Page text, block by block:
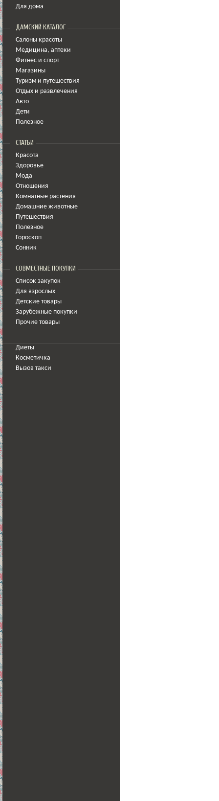
Для дома
ДАМСКИЙ КАТАЛОГ
Салоны красоты
Медицина, аптеки
Фитнес и спорт
Магазины
Туризм и путешествия
Отдых и развлечения
Авто
Дети
Полезное
СТАТЬИ
Красота
Здоровье
Мода
Отношения
Комнатные растения
Домашние животные
Путешествия
Полезное
Гороскоп
Сонник
СОВМЕСТНЫЕ ПОКУПКИ
Список закупок
Для взрослых
Детские товары
Зарубежные покупки
Прочие товары
Диеты
Косметичка
Вызов такси